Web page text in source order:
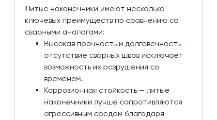
Литые наконечники имеют несколько
ключевых преимуществ по сравнению со
сварными аналогами:
Высокая прочность и долговечность —
отсутствие сварных швов исключает
возможность их разрушения со
временем.
Коррозионная стойкость — литые
наконечники лучше сопротивляются
агрессивным средам благодаря